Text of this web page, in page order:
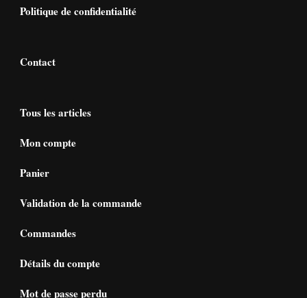
Politique de confidentialité
Contact
Tous les articles
Mon compte
Panier
Validation de la commande
Commandes
Détails du compte
Mot de passe perdu